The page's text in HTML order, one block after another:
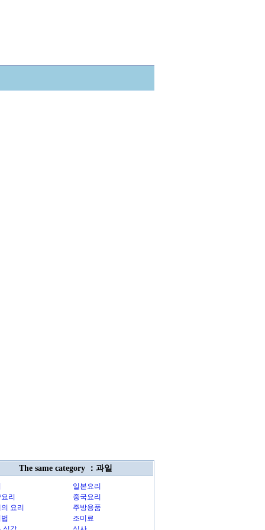
The same category ：과일
일본요리
리
중국요리
요리
주방용품
조미료